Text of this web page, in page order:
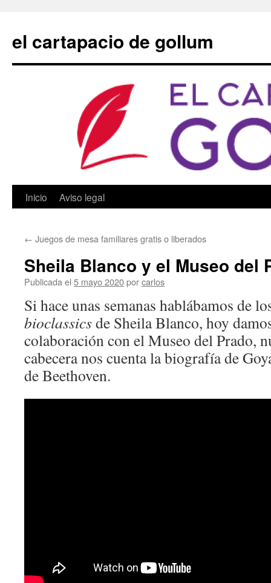
contenido
el cartapacio de gollum
Inicio Aviso legal
← Juegos de mesa familiares gratis o liberados
Sheila Blanco y el Museo del
Publicada el 5 mayo 2020porcarlos
Si hace unas semanas hablábamos de
bioclassicsde Sheila Blanco, hoy
colaboración con el Museo del Prado,
cabecera nos cuenta la biografía de
de Beethoven.